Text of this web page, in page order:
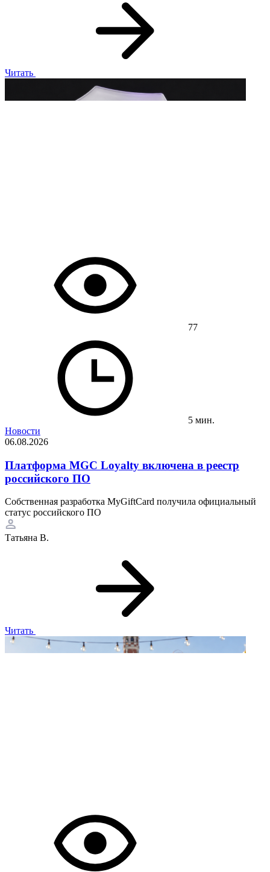
Читать
77
5 мин.
Новости
06.08.2026
Платформа MGC Loyalty включена в реестр
российского ПО
Собственная разработка MyGiftCard получила официальный
статус российского ПО
Татьяна В.
Читать